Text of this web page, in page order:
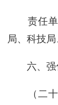
责任单
局、科技
六、强
（二十